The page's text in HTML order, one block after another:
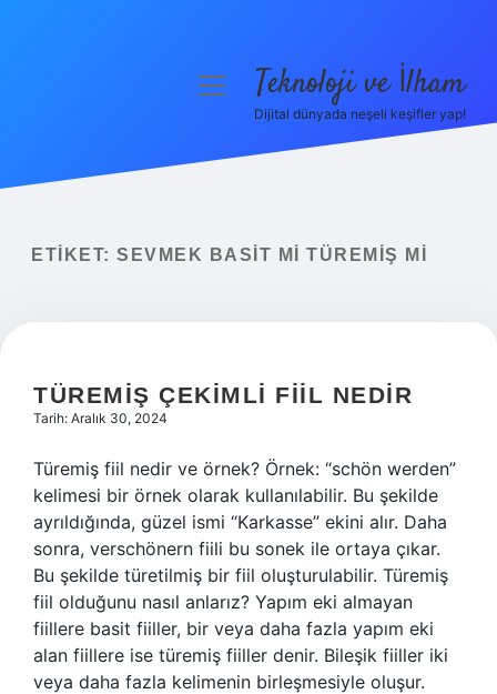
Yasal Uyarı
menüyüTeknoloji ve İlham
Dijital dünyada neşeli keşifler yap!
ETIKET: SEVMEK BASIT MI TÜREMIŞ MI
TÜREMIŞ ÇEKIMLI FIIL NEDIR
Tarih: Aralık 30, 2024
Türemiş fiil nedir ve örnek? Örnek: “schön werden”
kelimesi bir örnek olarak kullanılabilir. Bu şekilde
ayrıldığında, güzel ismi “Karkasse” ekini alır. Daha
sonra, verschönern fiili bu sonek ile ortaya çıkar.
Bu şekilde türetilmiş bir fiil oluşturulabilir. Türemiş
fiil olduğunu nasıl anlarız? Yapım eki almayan
fiillere basit fiiller, bir veya daha fazla yapım eki
alan fiillere ise türemiş fiiller denir. Bileşik fiiller iki
veya daha fazla kelimenin birleşmesiyle oluşur.